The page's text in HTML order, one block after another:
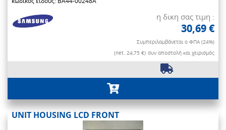
η δικη σας τιμη :
30,69 €
Συμπεριλαμβάνεται ο ΦΠΑ (24%)
(net. 24,75 €) συν αποστολή και χειρισμός
UNIT HOUSING LCD FRONT